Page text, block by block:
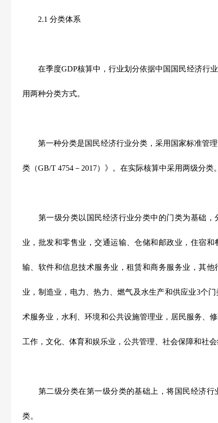
2.1 分类体系
在季度GDP核算中，行业划分依据中国国民经济行业
用两种分类方式。
第一种分类是国民经济行业分类，采用国家标准管理
类（GB/T 4754－2017）》。在实际核算中采用两级分类
第一级分类以国民经济行业分类中的门类为基础，
业，批发和零售业，交通运输、仓储和邮政业，住宿
输、软件和信息技术服务业，租赁和商务服务业，其
业，制造业，电力、热力、燃气及水生产和供应业3个
术服务业，水利、环境和公共设施管理业，居民服务、
工作，文化、体育和娱乐业，公共管理、社会保障和社
第二级分类在第一级分类的基础上，将国民经济行
类。